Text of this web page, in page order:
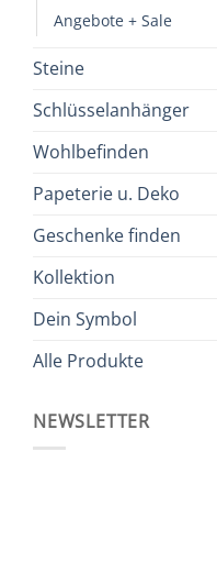
Angebote + Sale
Steine
Schlüsselanhänger
Wohlbefinden
Papeterie u. Deko
Geschenke finden
Kollektion
Dein Symbol
Alle Produkte
NEWSLETTER